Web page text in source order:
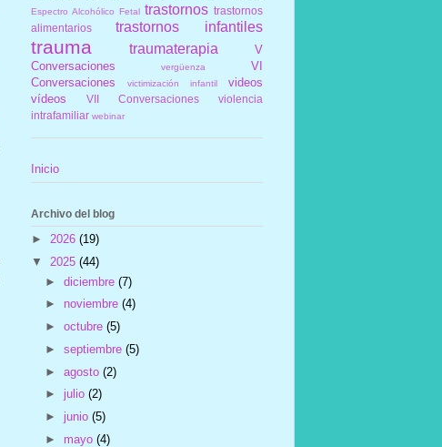
Espectro Alcohólico Fetal trastornos trastornos
alimentarios
trastornos infantiles
trauma traumaterapia
V
Conversaciones
vergüenza
VI
Conversaciones
victimización infantil
videos
vídeos
VII Conversaciones
violencia
intrafamiliar webinar
Inicio
Archivo del blog
► 2026 (19)
▼ 2025 (44)
►diciembre(7)
► noviembre(4)
►octubre(5)
►septiembre(5)
►agosto(2)
►julio(2)
►junio(5)
► mayo(4)